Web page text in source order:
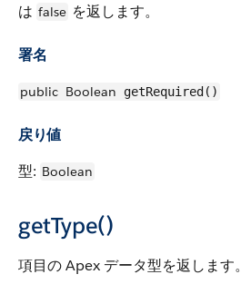
は false を返します。
署名
public Boolean getRequired()
戻り値
型: Boolean
getType()
項目の Apex データ型を返します。